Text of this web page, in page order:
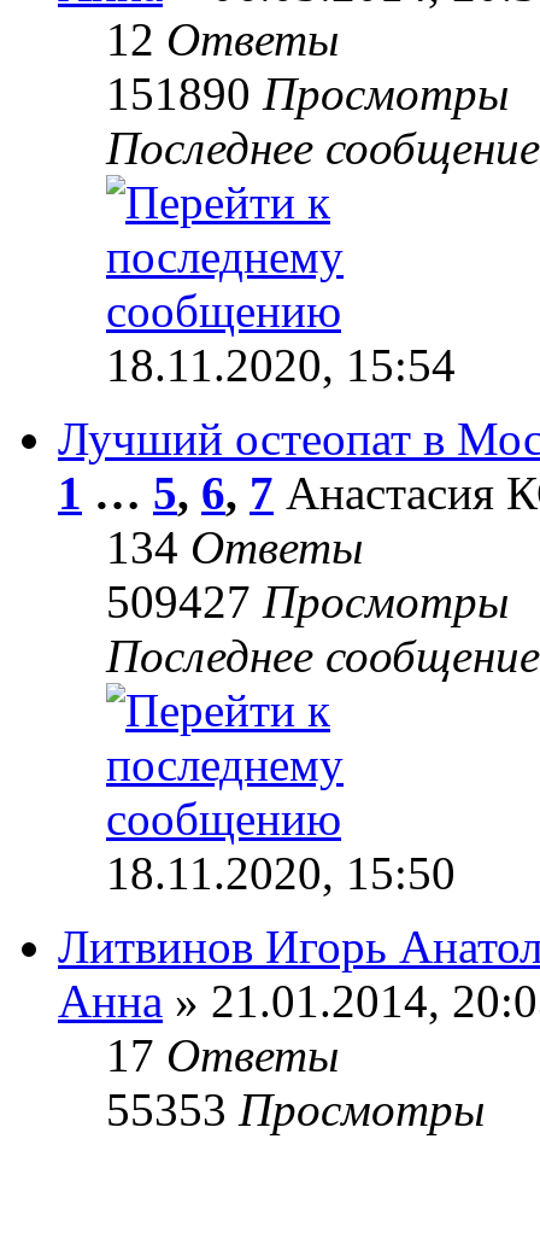
12 Ответы
151890 Просмотры
Последнее
18.11.2020, 15:54
Лучший остеопат в
1 … 5, 6, 7 Анастасия
134 Ответы
509427 Просмотры
Последнее
18.11.2020, 15:50
Литвинов Игорь
Анна » 21.01.2014,
17 Ответы
55353 Просмотры